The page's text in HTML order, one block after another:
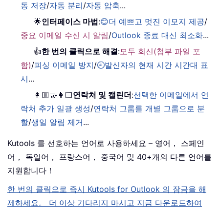
동 저장/자동 분리/자동 압축...
🌟인터페이스 마법:😊더 예쁘고 멋진 이모지 제공/
중요 이메일 수신 시 알림/Outlook 종료 대신 최소화...
👍한 번의 클릭으로 해결:모두 회신(첨부 파일 포
함)/피싱 이메일 방지/🕘발신자의 현재 시간 시간대 표
시...
👩🏼‍🤝‍👩🏻연락처 및 캘린더:선택한 이메일에서 연
락처 추가 일괄 생성/연락처 그룹를 개별 그룹으로 분
할/생일 알림 제거...
Kutools 를 선호하는 언어로 사용하세요 – 영어， 스페인
어， 독일어， 프랑스어， 중국어 및 40+개의 다른 언어를
지원합니다！
한 번의 클릭으로 즉시 Kutools for Outlook 의 잠금을 해
제하세요。 더 이상 기다리지 마시고 지금 다운로드하여